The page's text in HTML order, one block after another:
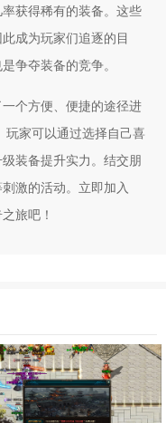
获得稀有的装备。这些
成为玩家们追逐的目
争夺装备的竞争。
个方便、便捷的途径进
玩家可以通过选择自己喜
装备提升实力。结交朋
激的活动。立即加入
旅吧！